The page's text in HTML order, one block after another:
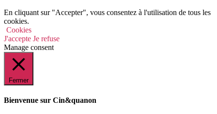
En cliquant sur "Accepter", vous consentez à l'utilisation de tous les
cookies.
Cookies
J'accepte Je refuse
Manage consent
Fermer
Bienvenue sur Cin&quanon